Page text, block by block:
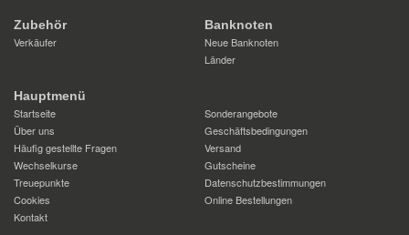
Zubehör
Verkäufer
Banknoten
Neue Banknoten
Länder
Hauptmenü
Startseite
Sonderangebote
Über uns
Geschäftsbedingungen
Häufig gestellte Fragen
Versand
Wechselkurse
Gutscheine
Treuepunkte
Datenschutzbestimmungen
Cookies
Online Bestellungen
Kontakt